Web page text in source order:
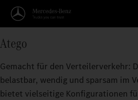
Atego
Gemacht für den Verteilerverkehr:
belastbar, wendig und sparsam im
bietet vielseitige Konfigurationen